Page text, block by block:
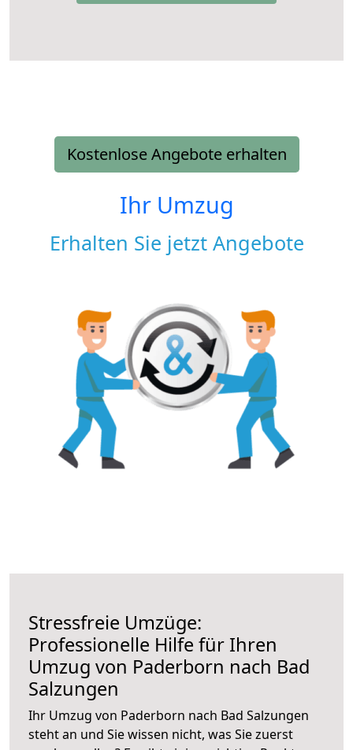
Kostenlose Angebote erhalten
Ihr Umzug
Erhalten Sie jetzt Angebote
Stressfreie Umzüge:
Professionelle Hilfe für Ihren
Umzug von Paderborn nach Bad
Salzungen
Ihr Umzug von Paderborn nach Bad Salzungen
steht an und Sie wissen nicht, was Sie zuerst